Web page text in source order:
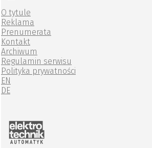
O tytule
Reklama
Prenumerata
Kontakt
Archiwum
Regulamin serwisu
Polityka prywatności
EN
DE